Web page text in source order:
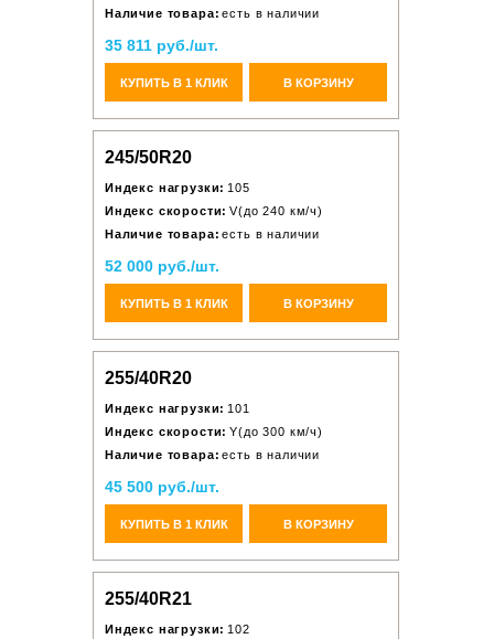
Наличие товара: есть в наличии
35 811 руб./шт.
КУПИТЬ В 1 КЛИК В КОРЗИНУ
245/50R20
Индекс нагрузки: 105
Индекс скорости: V(до 240 км/ч)
Наличие товара: есть в наличии
52 000 руб./шт.
КУПИТЬ В 1 КЛИК В КОРЗИНУ
255/40R20
Индекс нагрузки: 101
Индекс скорости: Y(до 300 км/ч)
Наличие товара: есть в наличии
45 500 руб./шт.
КУПИТЬ В 1 КЛИК В КОРЗИНУ
255/40R21
Индекс нагрузки: 102